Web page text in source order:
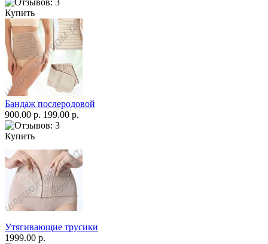
Купить
Бандаж послеродовой
900.00 р. 199.00 р.
Купить
Утягивающие трусики
1999.00 р.